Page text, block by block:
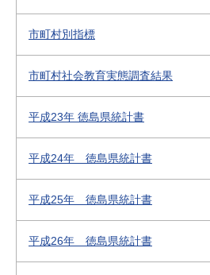
市町村別指標
市町村社会教育実態調査結果
平成23年 徳島県統計書
平成24年 徳島県統計書
平成25年 徳島県統計書
平成26年 徳島県統計書